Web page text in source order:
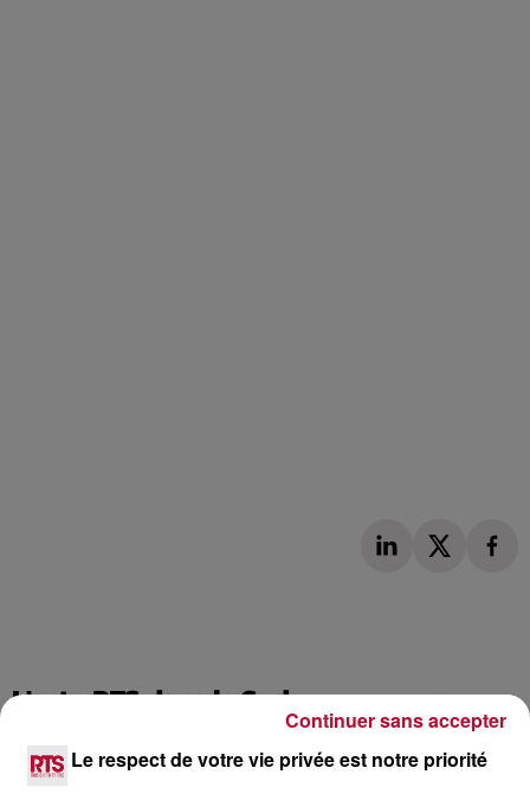
L'actu RTS dans le Sud Voir plus
Le respect de votre vie privée est notre priorité
Continuer sans accepter